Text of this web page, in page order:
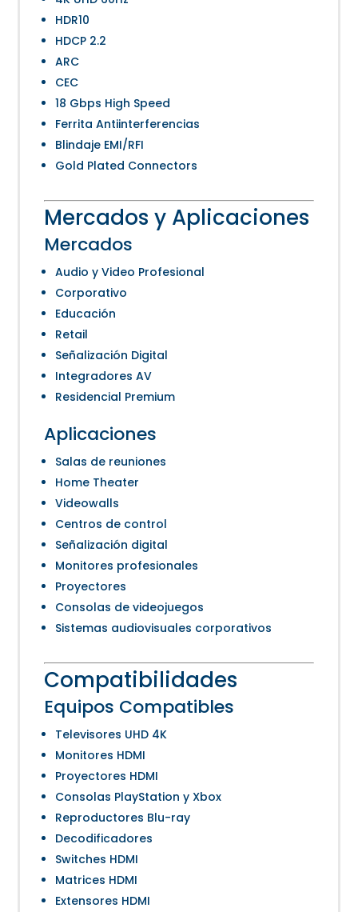
HDR10
HDCP 2.2
ARC
CEC
18 Gbps High Speed
Ferrita Antiinterferencias
Blindaje EMI/RFI
Gold Plated Connectors
Mercados y Aplicaciones
Mercados
Audio y Video Profesional
Corporativo
Educación
Retail
Señalización Digital
Integradores AV
Residencial Premium
Aplicaciones
Salas de reuniones
Home Theater
Videowalls
Centros de control
Señalización digital
Monitores profesionales
Proyectores
Consolas de videojuegos
Sistemas audiovisuales corporativos
Compatibilidades
Equipos Compatibles
Televisores UHD 4K
Monitores HDMI
Proyectores HDMI
Consolas PlayStation y Xbox
Reproductores Blu-ray
Decodificadores
Switches HDMI
Matrices HDMI
Extensores HDMI